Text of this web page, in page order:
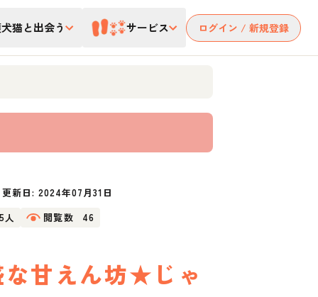
猫と出会う サービス ログイン / 新規登録
更新日: 2024年07月31日
人
閲覧数 46
甘えん坊★じゃ